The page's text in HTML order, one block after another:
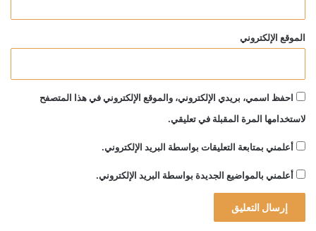
الموقع الإلكتروني
احفظ اسمي، بريدي الإلكتروني، والموقع الإلكتروني في هذا المتصفح
لاستخدامها المرة المقبلة في تعليقي.
أعلمني بمتابعة التعليقات بواسطة البريد الإلكتروني.
أعلمني بالمواضيع الجديدة بواسطة البريد الإلكتروني.